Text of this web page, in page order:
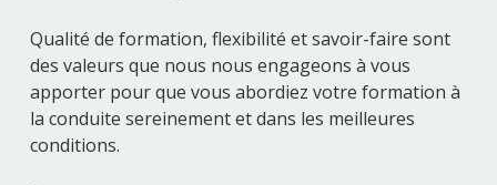
Qualité de formation, flexibilité et savoir-faire sont
des valeurs que nous nous engageons à vous
apporter pour que vous abordiez votre formation à
la conduite sereinement et dans les meilleures
conditions.